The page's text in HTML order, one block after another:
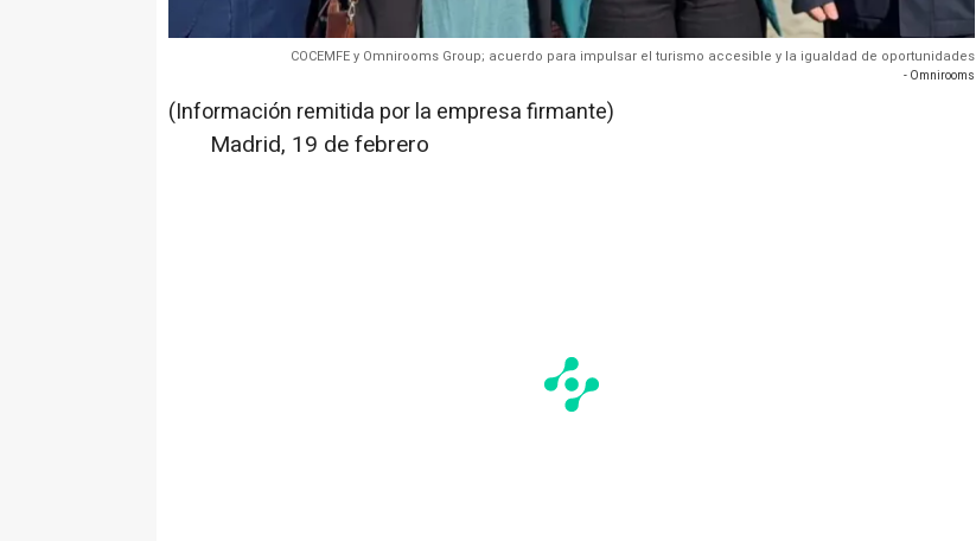
COCEMFE y Omnirooms Group; acuerdo para impulsar el turismo accesible y la igualdad de oportunidades
- Omnirooms
(Información remitida por la empresa firmante)
Madrid, 19 de febrero